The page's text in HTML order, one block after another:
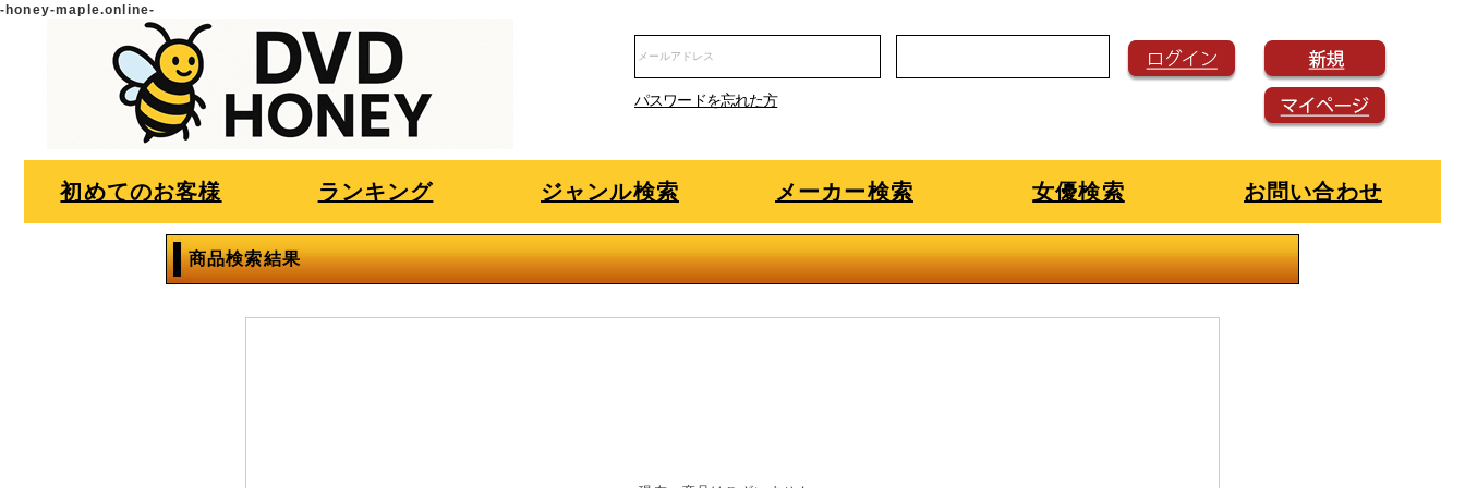
-honey-maple.online-
パスワードを忘れた方
初めてのお客様 ランキング ジャンル検索 メーカー検索 女優検索 お問い合わせ
商品検索結果